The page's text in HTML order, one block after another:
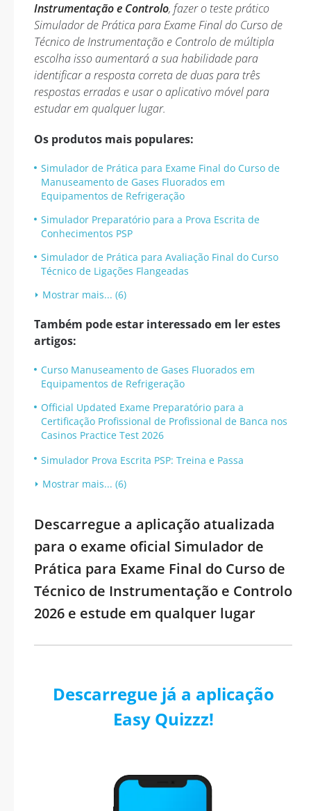
Instrumentação e Controlo, fazer o teste prático
Simulador de Prática para Exame Final do Curso de
Técnico de Instrumentação e Controlo de múltipla
escolha isso aumentará a sua habilidade para
identificar a resposta correta de duas para três
respostas erradas e usar o aplicativo móvel para
estudar em qualquer lugar.
Os produtos mais populares:
Simulador de Prática para Exame Final do Curso de
Manuseamento de Gases Fluorados em
Equipamentos de Refrigeração
Simulador Preparatório para a Prova Escrita de
Conhecimentos PSP
Simulador de Prática para Avaliação Final do Curso
Técnico de Ligações Flangeadas
Mostrar mais... (6)
Também pode estar interessado em ler estes
artigos:
Curso Manuseamento de Gases Fluorados em
Equipamentos de Refrigeração
Official Updated Exame Preparatório para a
Certificação Profissional de Profissional de Banca nos
Casinos Practice Test 2026
Simulador Prova Escrita PSP: Treina e Passa
Mostrar mais... (6)
Descarregue a aplicação atualizada
para o exame oficial Simulador de
Prática para Exame Final do Curso de
Técnico de Instrumentação e Controlo
2026 e estude em qualquer lugar
Descarregue já a aplicação
Easy Quizzz!